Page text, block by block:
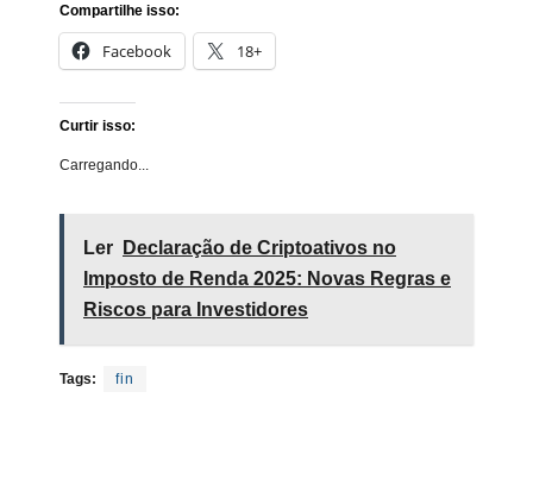
Compartilhe isso:
Facebook 18+
Curtir isso:
Carregando...
Ler
Declaração de Criptoativos no
Imposto de Renda 2025: Novas Regras e
Riscos para Investidores
Tags: fin